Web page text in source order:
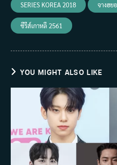
SERIES KOREA 2018 จางฮย
ซีรีส์เกาหลี 2561
YOU MIGHT ALSO LIKE